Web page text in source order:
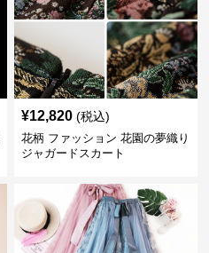
¥12,820 (税込)
花柄 ファッション 花園の夢織り
ジャガードスカート